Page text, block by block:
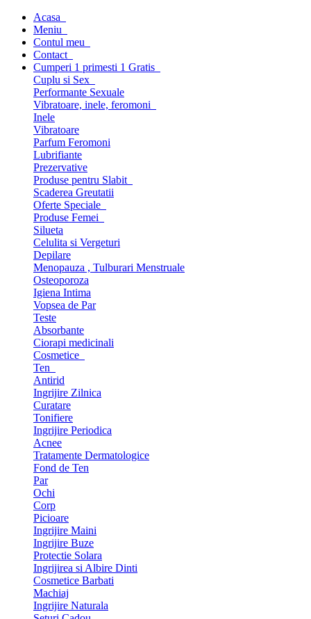
Acasa
Meniu
Contul meu
Contact
Cumperi 1 primesti 1 Gratis
Cuplu si Sex
Performante Sexuale
Vibratoare, inele, feromoni
Inele
Vibratoare
Parfum Feromoni
Lubrifiante
Prezervative
Produse pentru Slabit
Scaderea Greutatii
Oferte Speciale
Produse Femei
Silueta
Celulita si Vergeturi
Depilare
Menopauza , Tulburari Menstruale
Osteoporoza
Igiena Intima
Vopsea de Par
Teste
Absorbante
Ciorapi medicinali
Cosmetice
Ten
Antirid
Ingrijire Zilnica
Curatare
Tonifiere
Ingrijire Periodica
Acnee
Tratamente Dermatologice
Fond de Ten
Par
Ochi
Corp
Picioare
Ingrijire Maini
Ingrijire Buze
Protectie Solara
Ingrijirea si Albire Dinti
Cosmetice Barbati
Machiaj
Ingrijire Naturala